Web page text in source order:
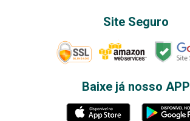
Site Seguro
Baixe já nosso APP